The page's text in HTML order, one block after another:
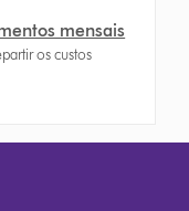
mensais
os custos